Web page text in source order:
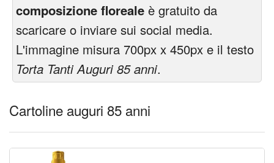
composizione floreale è gratuito da
scaricare o inviare sui social media.
L'immagine misura 700px x 450px e il testo
Torta Tanti Auguri 85 anni.
Cartoline auguri 85 anni